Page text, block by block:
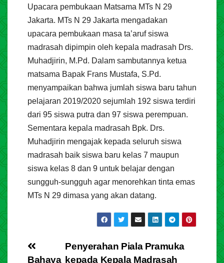
Upacara pembukaan Matsama MTs N 29
Jakarta. MTs N 29 Jakarta mengadakan
upacara pembukaan masa ta’aruf siswa
madrasah dipimpin oleh kepala madrasah Drs.
Muhadjirin, M.Pd. Dalam sambutannya ketua
matsama Bapak Frans Mustafa, S.Pd.
menyampaikan bahwa jumlah siswa baru tahun
pelajaran 2019/2020 sejumlah 192 siswa terdiri
dari 95 siswa putra dan 97 siswa perempuan.
Sementara kepala madrasah Bpk. Drs.
Muhadjirin mengajak kepada seluruh siswa
madrasah baik siswa baru kelas 7 maupun
siswa kelas 8 dan 9 untuk belajar dengan
sungguh-sungguh agar menorehkan tinta emas
MTs N 29 dimasa yang akan datang.
Post
Penyerahan Piala Pramuka
kepada Kepala Madrasah
Bahaya